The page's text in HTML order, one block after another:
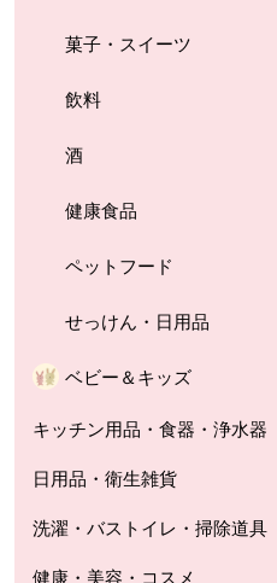
菓子・スイーツ
飲料
酒
健康食品
ペットフード
せっけん・日用品
ベビー＆キッズ
キッチン用品・食器・浄水器
日用品・衛生雑貨
洗濯・バストイレ・掃除道具
健康・美容・コスメ